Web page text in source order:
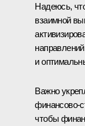
Надеюсь,
взаимной
и
Важно
чтобы